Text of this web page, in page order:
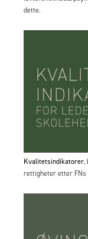
dette.
Kvalitetsindikatorer,
rettigheter etter FNs